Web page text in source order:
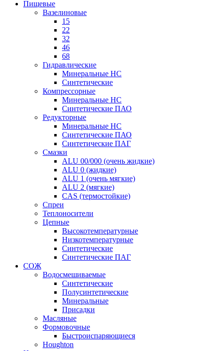
Пищевые
Вазелиновые
15
22
32
46
68
Гидравлические
Минеральные HC
Синтетические
Компрессорные
Минеральные HC
Синтетические ПАО
Редукторные
Минеральные HC
Синтетические ПАО
Синтетические ПАГ
Смазки
ALU 00/000 (очень жидкие)
ALU 0 (жидкие)
ALU 1 (очень мягкие)
ALU 2 (мягкие)
CAS (термостойкие)
Спреи
Теплоносители
Цепные
Высокотемпературные
Низкотемпературные
Синтетические
Синтетические ПАГ
СОЖ
Водосмешиваемые
Синтетические
Полусинтетические
Минеральные
Присадки
Масляные
Формовочные
Быстроиспаряющиеся
Houghton